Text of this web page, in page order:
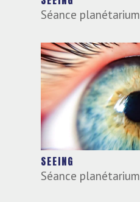
Séance planétarium
SEEING
Séance planétarium